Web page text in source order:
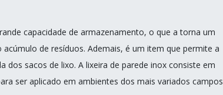
capacidade de armazenamento, o que a torna um
de resíduos. Ademais, é um item que permite a
dos sacos de lixo. A lixeira de parede inox consiste em
ser aplicado em ambientes dos mais variados campos